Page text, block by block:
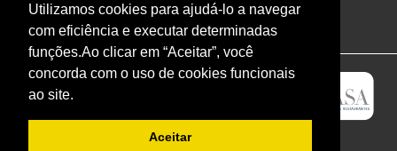
Utilizamos cookies para ajudá-lo a navegar
com eficiência e executar determinadas
funções.Ao clicar em “Aceitar”, você
concorda com o uso de cookies funcionais
ao site.
Aceitar